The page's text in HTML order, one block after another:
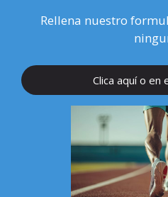
Rellena nuestro
Clica aquí o en